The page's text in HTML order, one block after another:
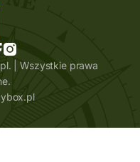
| Wszystkie prawa